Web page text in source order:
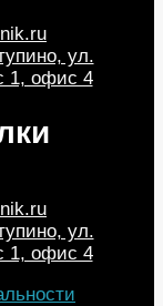
ул.
1, офис 4
ул.
1, офис 4